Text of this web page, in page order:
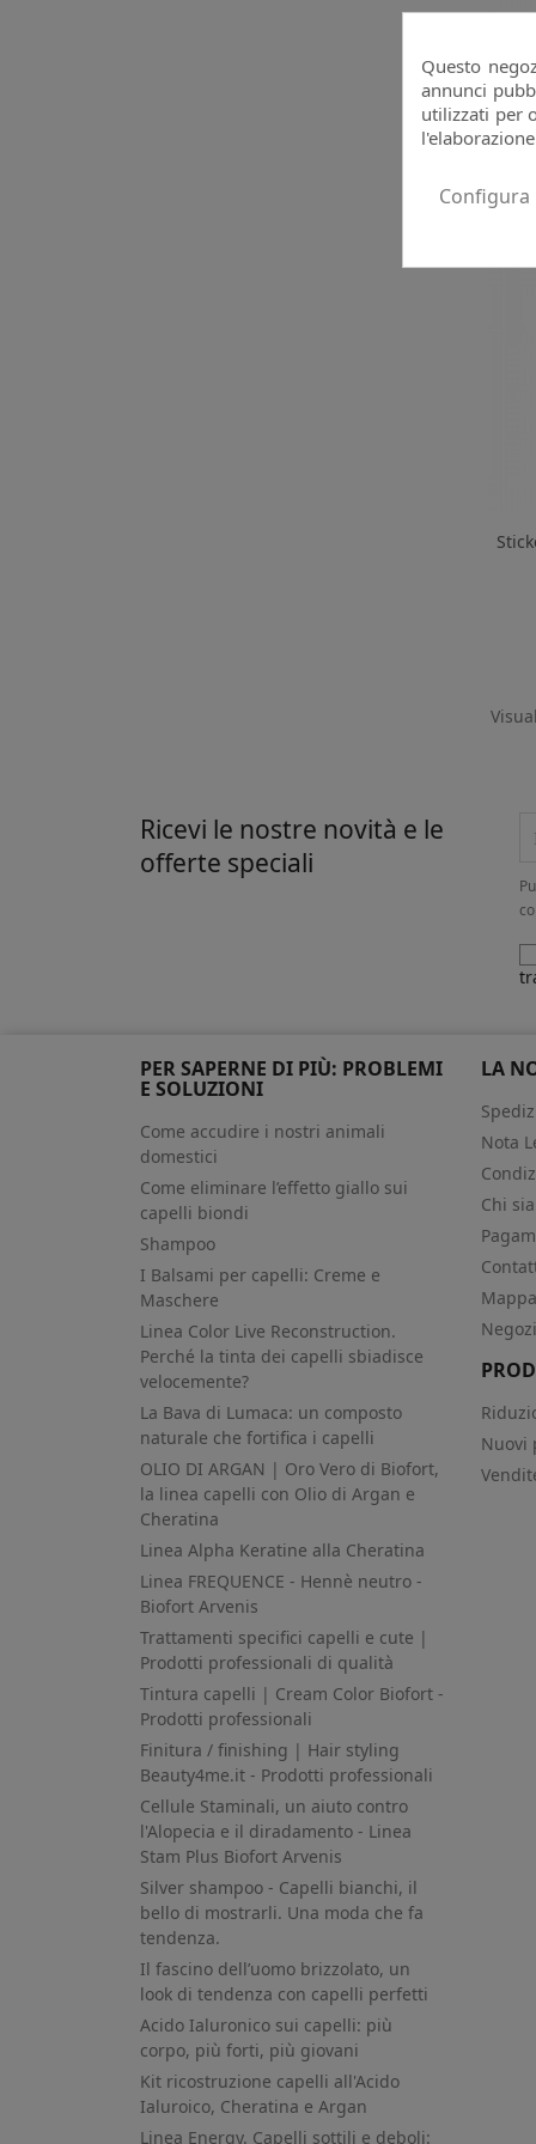
Ricevi le nostre novità e le
offerte speciali
PER SAPERNE DI PIÙ: PROBLEMI
E SOLUZIONI
Come accudire i nostri animali
domestici
Come eliminare l’effetto giallo sui
capelli biondi
Shampoo
I Balsami per capelli: Creme e
Maschere
Linea Color Live Reconstruction.
Perché la tinta dei capelli sbiadisce
velocemente?
La Bava di Lumaca: un composto
naturale che fortifica i capelli
OLIO DI ARGAN | Oro Vero di Biofort,
la linea capelli con Olio di Argan e
Cheratina
Linea Alpha Keratine alla Cheratina
Linea FREQUENCE - Hennè neutro -
Biofort Arvenis
Trattamenti specifici capelli e cute |
Prodotti professionali di qualità
Tintura capelli | Cream Color Biofort -
Prodotti professionali
Finitura / finishing | Hair styling
Beauty4me.it - Prodotti professionali
Cellule Staminali, un aiuto contro
l'Alopecia e il diradamento - Linea
Stam Plus Biofort Arvenis
Silver shampoo - Capelli bianchi, il
bello di mostrarli. Una moda che fa
tendenza.
Il fascino dell’uomo brizzolato, un
look di tendenza con capelli perfetti
Acido Ialuronico sui capelli: più
corpo, più forti, più giovani
Kit ricostruzione capelli all'Acido
Ialuroico, Cheratina e Argan
Linea Energy. Capelli sottili e deboli:
LA
Nota
Chi
Negozi
Nuovi
Questo
annunci
utilizzati per
Configura